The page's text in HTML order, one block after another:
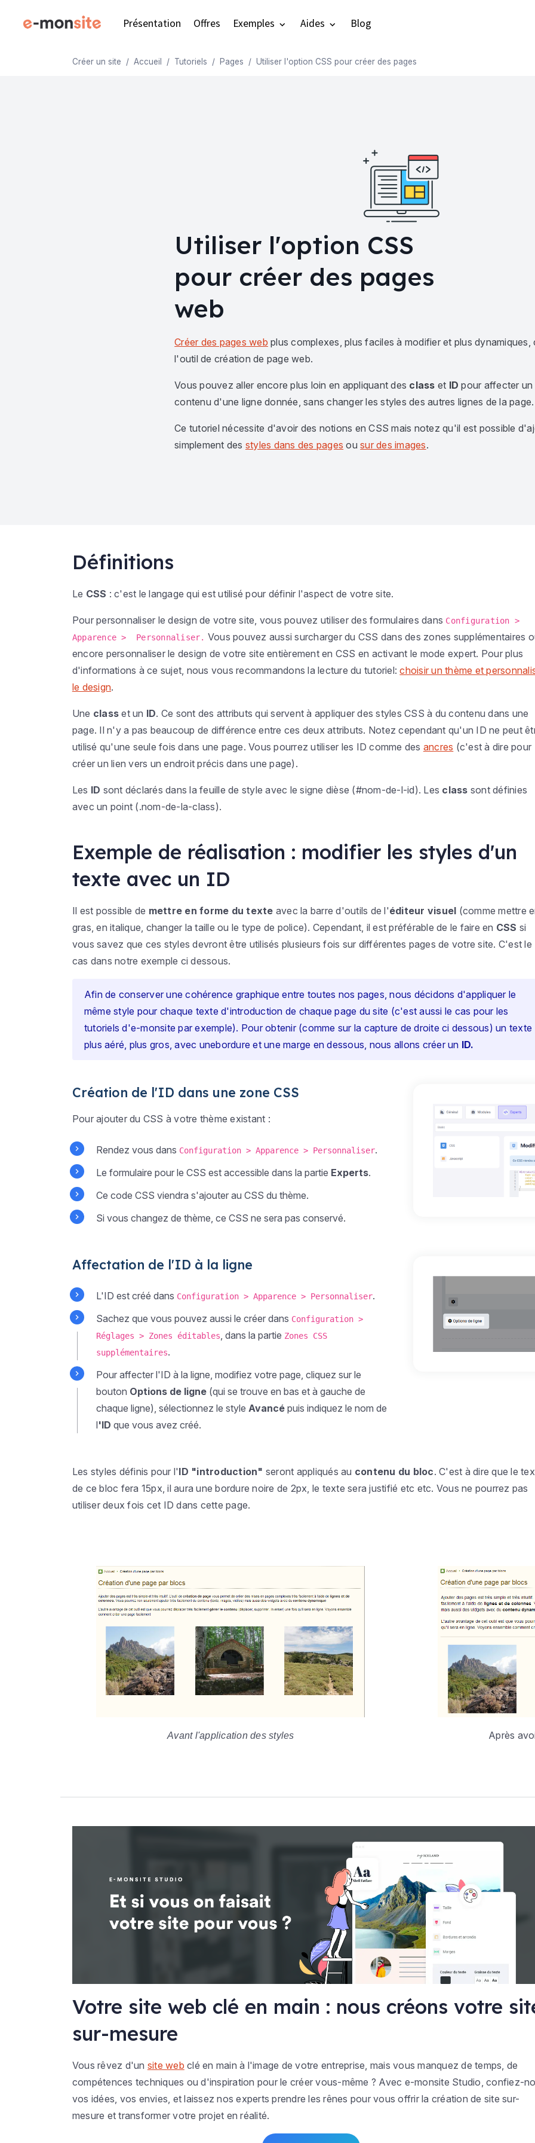
Présentation Offres Exemples Aides Blog
Créer un site Accueil Tutoriels Pages Utiliser l'option CSS pour créer des pages
Utiliser l'option CSS
pour créer des pages
web
Créer des pages web plus complexes, plus faciles à modifier et plus
l'outil de création de page web.
Vous pouvez aller encore plus loin en appliquant des class et ID pour affecter un
contenu d'une ligne donnée, sans changer les styles des autres lignes de la page.
Ce tutoriel nécessite d'avoir des notions en CSS mais notez qu'il est possible
simplement des styles dans des pages ousur des images.
Définitions
Le CSS : c'est le langage qui est utilisé pour définir l'aspect de votre site.
Pour personnaliser le design de votre site, vous pouvez utiliser des formulaires dans Configuration >
Apparence > Personnaliser. Vous pouvez aussi surcharger du CSS dans des zones supplémentaires
encore personnaliser le design de votre site entièrement en CSS en activant le mode expert. Pour plus
d'informations à ce sujet, nous vous recommandons la lecture du tutoriel:choisir un thème et
le design.
Une class et un ID. Ce sont des attributs qui servent à appliquer des styles CSS à du contenu dans une
page. Il n'y a pas beaucoup de différence entre ces deux attributs. Notez cependant qu'un ID ne peut
utilisé qu'une seule fois dans une page. Vous pourrez utiliser les ID comme des ancres (c'est à dire pour
créer un lien vers un endroit précis dans une page).
Les ID sont déclarés dans la feuille de style avec le signe dièse (#nom-de-l-id). Les class sont définies
avec un point (.nom-de-la-class).
Exemple de réalisation : modifier les styles d'un
texte avec un ID
Il est possible de mettre en forme du texte avec la barre d'outils de l'éditeur visuel (comme mettre
gras, en italique, changer la taille ou le type de police). Cependant, il est préférable de le faire en CSS si
vous savez que ces styles devront être utilisés plusieurs fois sur différentes pages de votre site. C'est le
cas dans notre exemple ci dessous.
Afin de conserver une cohérence graphique entre toutes nos pages, nous décidons d'appliquer le
même style pour chaque texte d'introduction de chaque page du site (c'est aussi le cas pour les
tutoriels d'e-monsite par exemple). Pour obtenir (comme sur la capture de droite ci dessous) un texte
plus aéré, plus gros, avec unebordure et une marge en dessous, nous allons créer un ID.
Création de l'ID dans une zone CSS
Pour ajouter du CSS à votre thème existant :
Rendez vous dans Configuration > Apparence > Personnaliser.
Le formulaire pour le CSS est accessible dans la partie Experts.
Ce code CSS viendra s'ajouter au CSS du thème.
Si vous changez de thème, ce CSS ne sera pas conservé.
Affectation de l'ID à la ligne
L'ID est créé dans Configuration > Apparence > Personnaliser.
Sachez que vous pouvez aussi le créer dans Configuration >
Réglages > Zones éditables, dans la partie Zones CSS
supplémentaires.
Pour affecter l'ID à la ligne, modifiez votre page, cliquez sur le
bouton Options de ligne(qui se trouve en bas et à gauche de
chaque ligne), sélectionnez le style Avancé puis indiquez le nom de
l'ID que vous avez créé.
Les styles définis pour l'ID "introduction" seront appliqués au contenu du bloc. C'est à dire que le
de ce bloc fera 15px, il aura une bordure noire de 2px, le texte sera justifié etc etc. Vous ne pourrez pas
utiliser deux fois cet ID dans cette page.
Avant l'application des styles Après
Votre site web clé en main : nous créons votre
sur-mesure
Vous rêvez d'un site web clé en main à l'image de votre entreprise, mais vous manquez de temps, de
compétences techniques ou d'inspiration pour le créer vous-même ? Avec e-monsite Studio, confiez-
vos idées, vos envies, et laissez nos experts prendre les rênes pour vous offrir la création de site sur-
mesure et transformer votre projet en réalité.